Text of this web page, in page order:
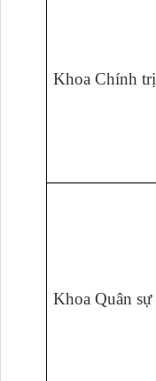
Khoa Chính trị
Khoa Quân sự